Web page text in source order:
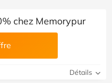
chez Memorypur
Détails